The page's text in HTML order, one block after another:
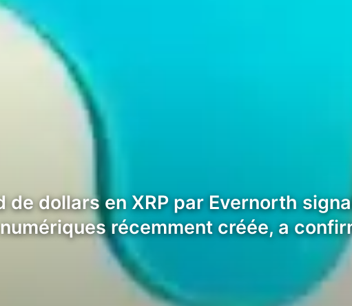
de dollars en XRP par Evernorth
récemment créée, a